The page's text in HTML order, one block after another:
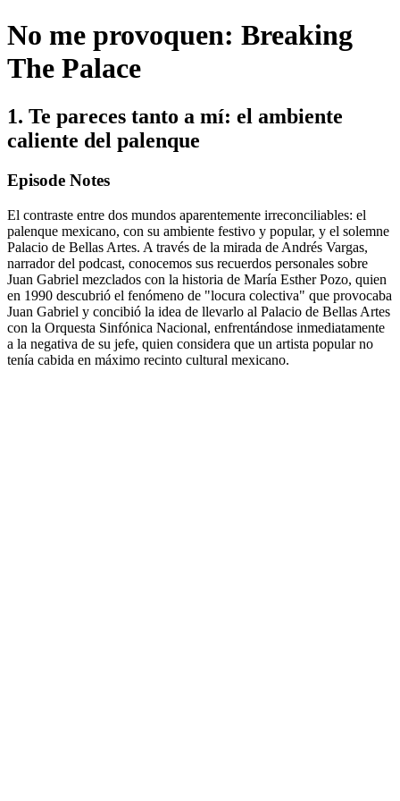
No me provoquen: Breaking
The Palace
1. Te pareces tanto a mí: el ambiente
caliente del palenque
Episode Notes
El contraste entre dos mundos aparentemente irreconciliables: el
palenque mexicano, con su ambiente festivo y popular, y el solemne
Palacio de Bellas Artes. A través de la mirada de Andrés Vargas,
narrador del podcast, conocemos sus recuerdos personales sobre
Juan Gabriel mezclados con la historia de María Esther Pozo, quien
en 1990 descubrió el fenómeno de "locura colectiva" que provocaba
Juan Gabriel y concibió la idea de llevarlo al Palacio de Bellas Artes
con la Orquesta Sinfónica Nacional, enfrentándose inmediatamente
a la negativa de su jefe, quien considera que un artista popular no
tenía cabida en máximo recinto cultural mexicano.